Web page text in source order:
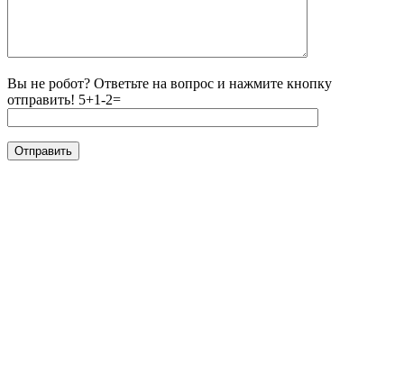
Вы не робот? Ответьте на вопрос и нажмите кнопку
отправить! 5+1-2=